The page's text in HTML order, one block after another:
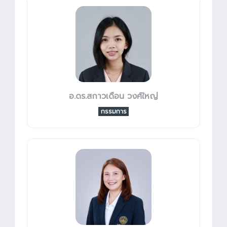
อ.ดร.สกาวเดือน วงศ์ใหญ่
กรรมการ